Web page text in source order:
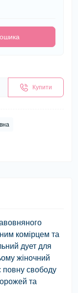
Купити
комірцем та
дует для
жіночний
повну свободу
та